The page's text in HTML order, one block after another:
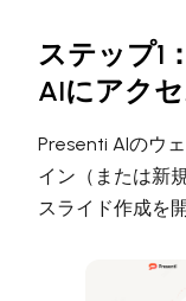
ステップ1
AIにアク
Presenti AIのウ
イン（または新
スライド作成を